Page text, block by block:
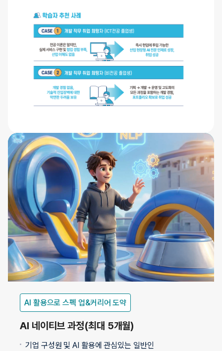
AI 활용으로 스펙 업&커리어 도약
AI 네이티브 과정(최대 5개월)
기업 구성원 및 AI 활용에 관심있는 일반인